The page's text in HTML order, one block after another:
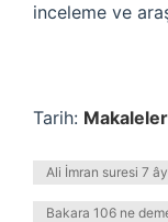
inceleme ve
Tarih: Makaleler
Ali İmran suresi 7
Bakara 106 ne